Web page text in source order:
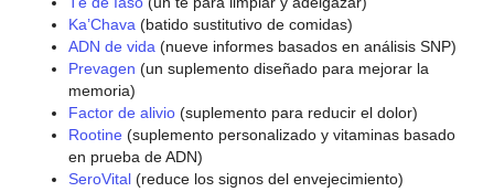
Ka’Chava (batido sustitutivo de comidas)
ADN de vida (nueve informes basados en análisis SNP)
Prevagen (un suplemento diseñado para mejorar la
memoria)
Factor de alivio (suplemento para reducir el dolor)
Rootine (suplemento personalizado y vitaminas basado
en prueba de ADN)
SeroVital (reduce los signos del envejecimiento)